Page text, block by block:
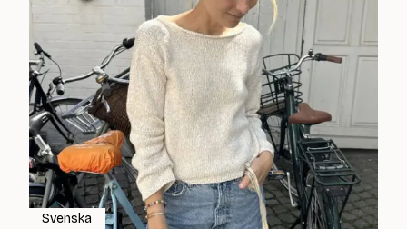
Svenska